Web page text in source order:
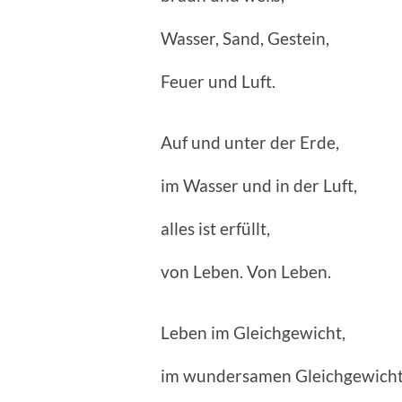
Wasser, Sand, Gestein,
Feuer und Luft.
Auf und unter der Erde,
im Wasser und in der Luft,
alles ist erfüllt,
von Leben. Von Leben.
Leben im Gleichgewicht,
im wundersamen